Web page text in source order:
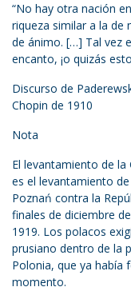
“No hay otra nación
riqueza similar a la de
de ánimo. […] Tal vez
encanto, ¡o quizás
Discurso de
Chopin de 1910
Nota
El levantamiento de la
es el levantamiento
Poznań contra la
finales de diciembre
1919. Los polacos
prusiano dentro de la
Polonia, que ya había
momento.